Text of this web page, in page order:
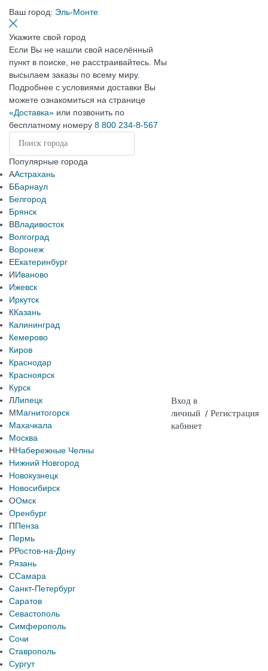
Ваш город: Эль-Монте
Укажите свой город
Если Вы не нашли свой населённый
пункт в поиске, не расстраивайтесь. Мы
высылаем заказы по всему миру.
Подробнее с условиями доставки Вы
можете ознакомиться на странице
«Доставка» или позвонить по
бесплатному номеру 8 800 234-8-567
Популярные города
ААстрахань
ББарнаул
Белгород
Брянск
ВВладивосток
Волгоград
Воронеж
ЕЕкатеринбург
ИИваново
Ижевск
Иркутск
ККазань
Калининград
Кемерово
Киров
Краснодар
Красноярск
Курск
ЛЛипецк
ММагнитогорск
Махачкала
Москва
ННабережные Челны
Нижний Новгород
Новокузнецк
Новосибирск
ООмск
Оренбург
ППенза
Пермь
РРостов-на-Дону
Рязань
ССамара
Санкт-Петербург
Саратов
Севастополь
Симферополь
Сочи
Ставрополь
Сургут
Вход в
личный
кабинет
/ Регистрация